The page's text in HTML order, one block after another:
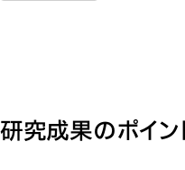
研究成果のポイン